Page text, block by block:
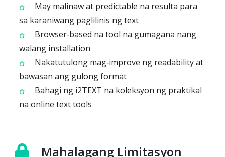
May malinaw at predictable na resulta para
sa karaniwang paglilinis ng text
Browser‑based na tool na gumagana nang
walang installation
Nakatutulong mag‑improve ng readability at
bawasan ang gulong format
Bahagi ng i2TEXT na koleksyon ng praktikal
na online text tools
Mahalagang Limitasyon